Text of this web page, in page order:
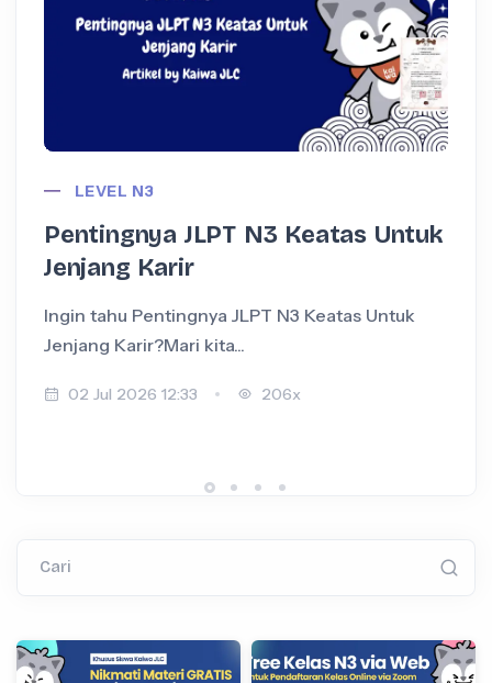
LEVEL N3
Pentingnya JLPT N3 Keatas Untuk
Jenjang Karir
Ingin tahu Pentingnya JLPT N3 Keatas Untuk
Jenjang Karir?Mari kita...
02 Jul 2026 12:33 206x
Cari